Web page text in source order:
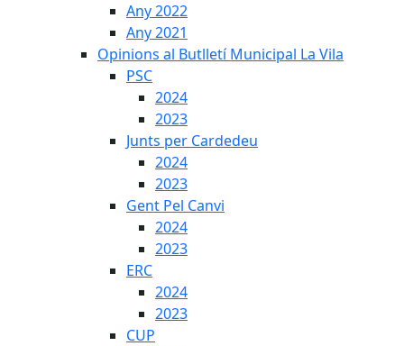
Any 2022
Any 2021
Opinions al Butlletí Municipal La Vila
PSC
2024
2023
Junts per Cardedeu
2024
2023
Gent Pel Canvi
2024
2023
ERC
2024
2023
CUP